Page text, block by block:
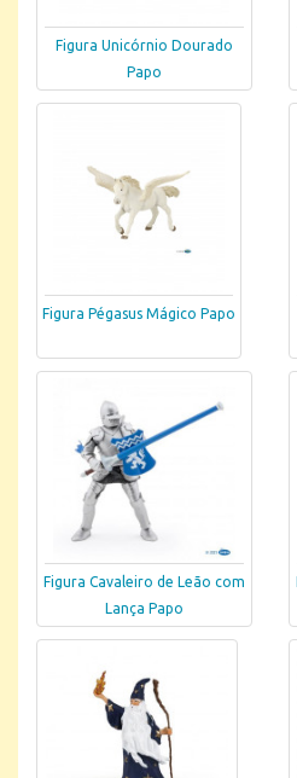
Figura Unicórnio Dourado
Papo
Figura Pégasus Mágico Papo
Figura Cavaleiro de Leão com
Lança Papo